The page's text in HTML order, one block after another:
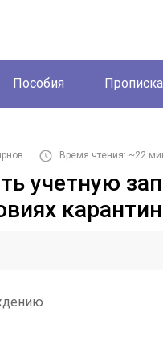
Пособия Прописка
Время чтения: ~22
учетную